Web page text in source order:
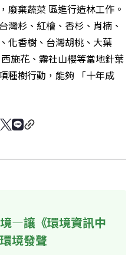
廢棄蔬菜 區進行造林工作。
灣杉、紅檜、香杉、肖楠、
化香樹、台灣胡桃、大葉
施花、霧社山櫻等當地針葉
種樹行動，能夠 「十年成
—讓《環境資訊中
境發聲